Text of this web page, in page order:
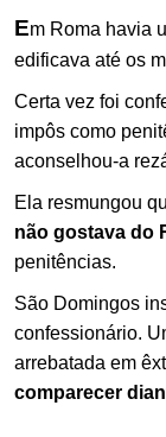
Em Roma havia
edificava até os
Certa vez foi
impôs como
aconselhou-a
Ela resmungou
não gostava do
penitências.
São Domingos
confessionário.
arrebatada em
comparecer